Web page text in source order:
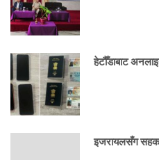
हेटौँडाबाट
इजरायलसँग